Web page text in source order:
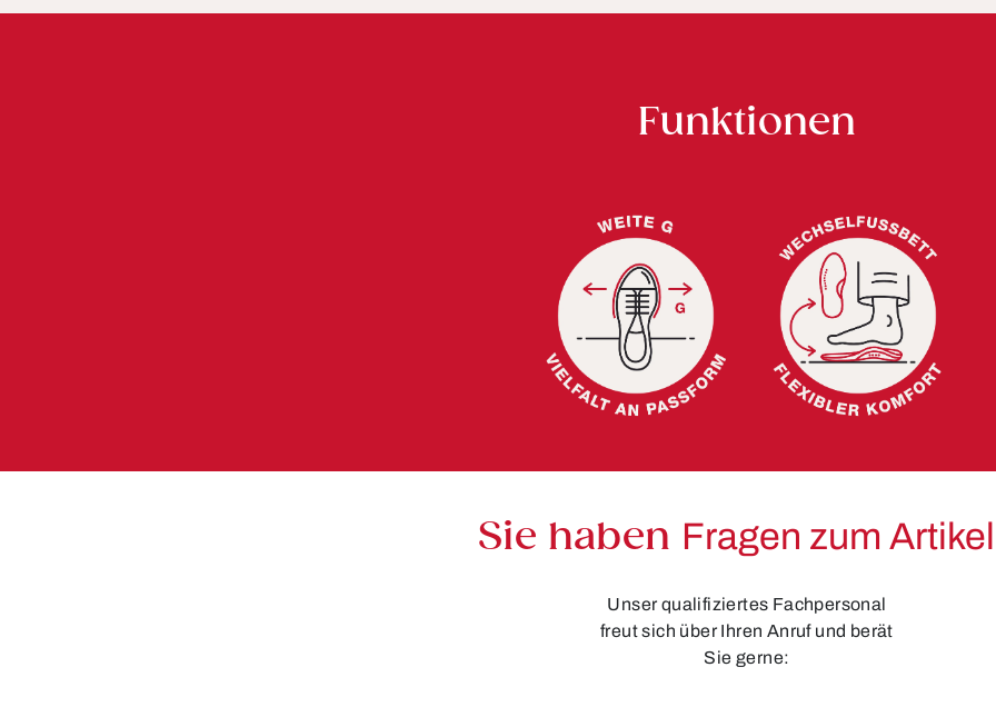
Funktionen
Sie haben Fragen zum
Unser qualifiziertes Fachpersonal
freut sich über Ihren Anruf und berät
Sie gerne: